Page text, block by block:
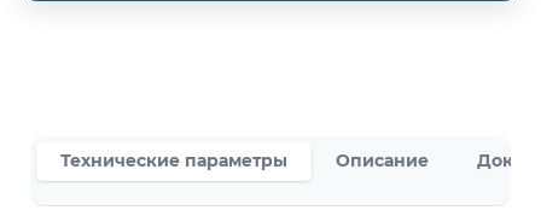
Технические параметры Описание